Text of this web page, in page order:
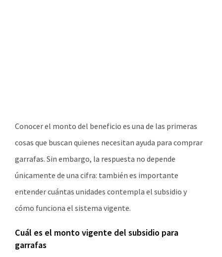
Conocer el monto del beneficio es una de las primeras
cosas que buscan quienes necesitan ayuda para comprar
garrafas. Sin embargo, la respuesta no depende
únicamente de una cifra: también es importante
entender cuántas unidades contempla el subsidio y
cómo funciona el sistema vigente.
Cuál es el monto vigente del subsidio para
garrafas